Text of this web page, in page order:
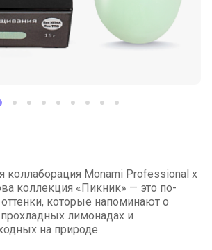
коллаборация Monami Professional x
коллекция «Пикник» — это по-
которые напоминают о
лимонадах и
на природе.